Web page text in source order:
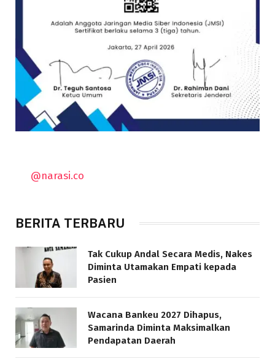
@narasi.co
BERITA TERBARU
Tak Cukup Andal Secara Medis, Nakes
Diminta Utamakan Empati kepada
Pasien
Wacana Bankeu 2027 Dihapus,
Samarinda Diminta Maksimalkan
Pendapatan Daerah